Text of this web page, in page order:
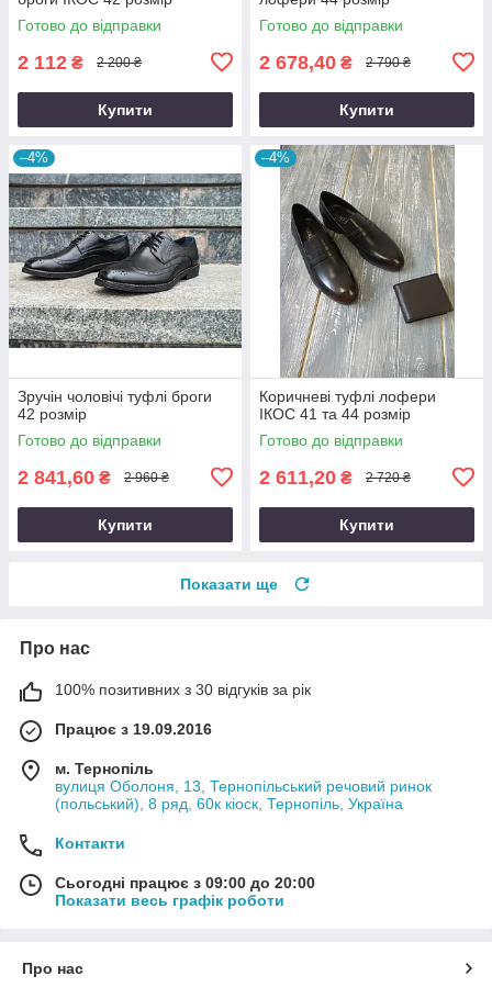
Готово до відправки
2 112 ₴ 2 200 ₴
Купити
Готово до відправки
2 678,40 ₴ 2 790 ₴
Купити
–4%
Зручін чоловічі туфлі броги
42 розмір
Готово до відправки
2 841,60 ₴ 2 960 ₴
Купити
–4%
Коричневі туфлі лофери
ІКОС 41 та 44 розмір
Готово до відправки
2 611,20 ₴ 2 720 ₴
Купити
Показати ще
Про нас
100% позитивних з 30 відгуків за рік
Працює з 19.09.2016
м. Тернопіль
вулиця Оболоня, 13, Тернопільський речовий ринок
(польський), 8 ряд, 60к кіоск, Тернопіль, Україна
Контакти
Сьогодні працює з 09:00 до 20:00
Показати весь графік роботи
Про нас